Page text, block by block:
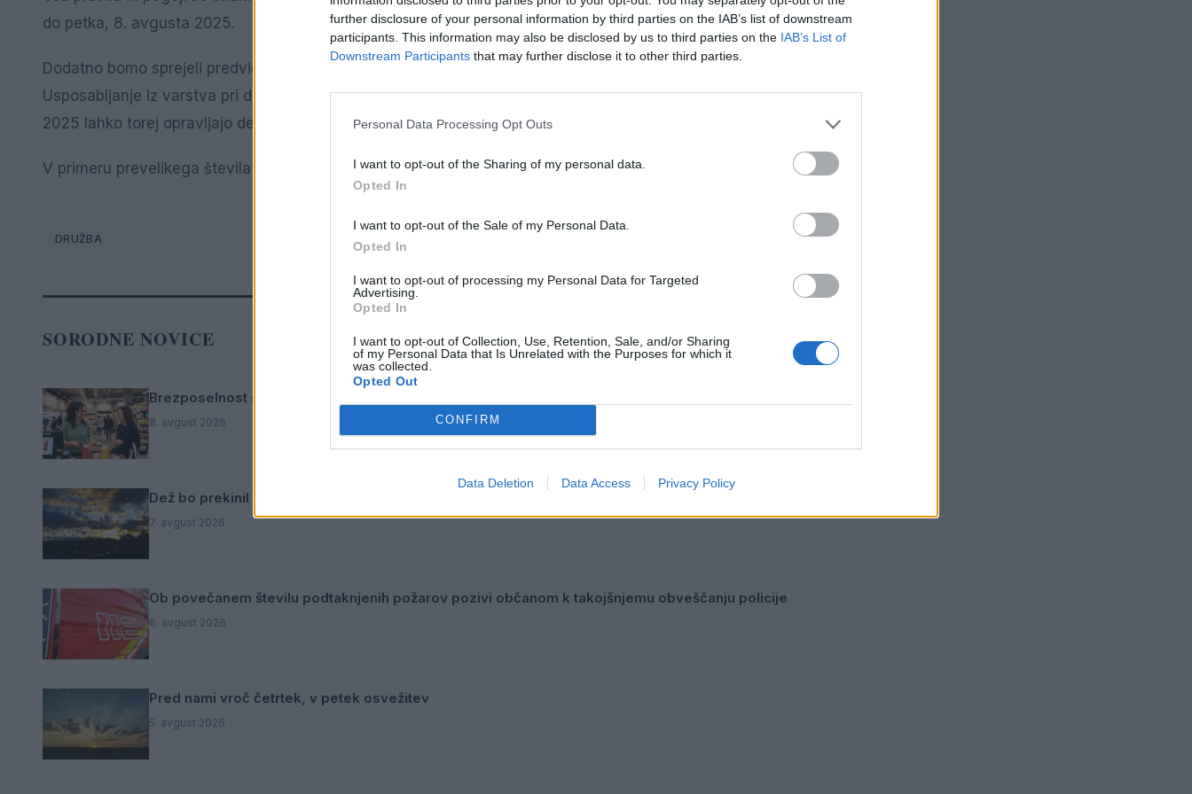
further disclosure of your personal information by third parties on the IAB’s list of downstream
participants. This information may also be disclosed by us to third parties on the IAB’s List of
Downstream Participants that may further disclose it to other third parties.
Personal Data Processing Opt Outs
I want to opt-out of the Sharing of my personal data.
Opted In
I want to opt-out of the Sale of my Personal Data.
Opted In
I want to opt-out of processing my Personal Data for Targeted
Advertising.
Opted In
I want to opt-out of Collection, Use, Retention, Sale, and/or Sharing
of my Personal Data that Is Unrelated with the Purposes for which it
was collected.
Opted Out
CONFIRM
Data Deletion Data Access Privacy Policy
do petka, 8. avgusta 2025.
Dodatno bomo sprejeli predvidoma 20 mladih, razporejeni pa bodo v termine od 11. 8. 2025 do 5. 9. 2025.
Usposabljanje iz varstva pri delu in varstva pred požarom bodo organizirali 18. 8. 2025 (v terminu od 11. do 16. 8.
2025 lahko torej opravljajo delo le tisti, ki imajo uposabljanje opravljeno.
V primeru prevelikega števila prijav bodo upoštevali vrstni red prijavljenih.
DRUŽBA
SORODNE NOVICE
Brezposelnost sezonsko nekoliko višja
8. avgust 2026
Dež bo prekinil vročinski val, a le za kratek čas
7. avgust 2026
Ob povečanem številu podtaknjenih požarov pozivi občanom k takojšnjemu obveščanju policije
6. avgust 2026
Pred nami vroč četrtek, v petek osvežitev
5. avgust 2026